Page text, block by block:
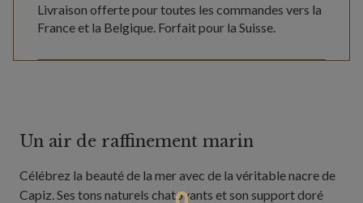
Livraison offerte pour toutes les commandes vers la
France et la Belgique. Forfait pour la Suisse.
Un air de raffinement marin
Célébrez la beauté de la mer avec de la véritable nacre de
Capiz. Ses tons naturels chatoyants et son support doré